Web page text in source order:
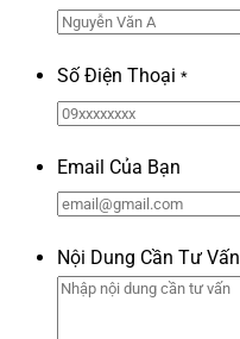
Số Điện Thoại *
Email Của Bạn
Nội Dung Cần Tư Vấn